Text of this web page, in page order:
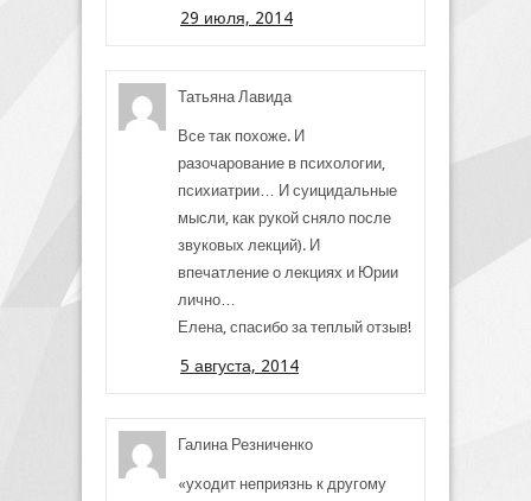
29 июля, 2014
Татьяна Лавида
Все так похоже. И
разочарование в психологии,
психиатрии… И суицидальные
мысли, как рукой сняло после
звуковых лекций). И
впечатление о лекциях и Юрии
лично…
Елена, спасибо за теплый отзыв!
5 августа, 2014
Галина Резниченко
«уходит неприязнь к другому